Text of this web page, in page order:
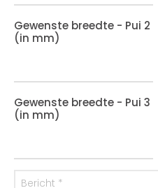
Gewenste breedte - Pui 2
(in mm)
Gewenste breedte - Pui 3
(in mm)